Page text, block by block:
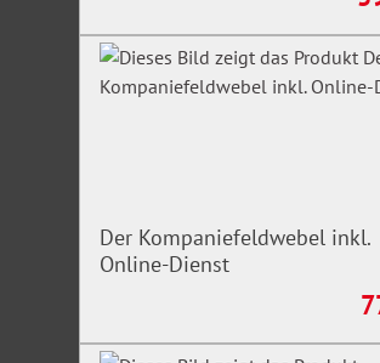
Der Kompaniefeldwebel inkl.
Online-Dienst